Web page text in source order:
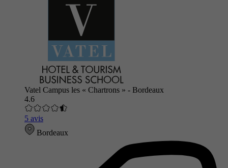
Vatel Campus les « Chartrons » - Bordeaux
4.6
5 avis
Bordeaux